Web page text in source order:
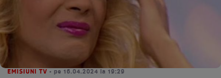
EMISIUNI TV • pe 16.04.2024 la 19:29